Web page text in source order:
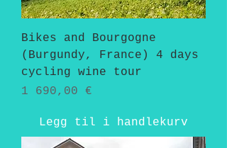
Bikes and Bourgogne
(Burgundy, France) 4 days
cycling wine tour
Pris
1 690,00 €
Legg til i handlekurv